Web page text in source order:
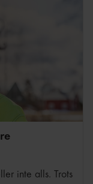
inte alls. Trots